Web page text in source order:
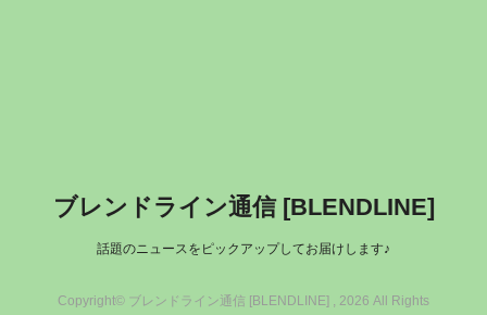
ブレンドライン通信 [BLENDLINE]
話題のニュースをピックアップしてお届けします♪
Copyright© ブレンドライン通信 [BLENDLINE] , 2026 All Rights